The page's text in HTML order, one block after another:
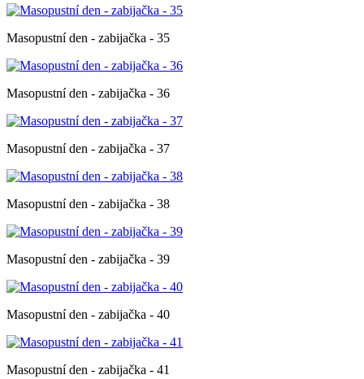
Masopustní den - zabijačka - 35
Masopustní den - zabijačka - 36
Masopustní den - zabijačka - 37
Masopustní den - zabijačka - 38
Masopustní den - zabijačka - 39
Masopustní den - zabijačka - 40
Masopustní den - zabijačka - 41